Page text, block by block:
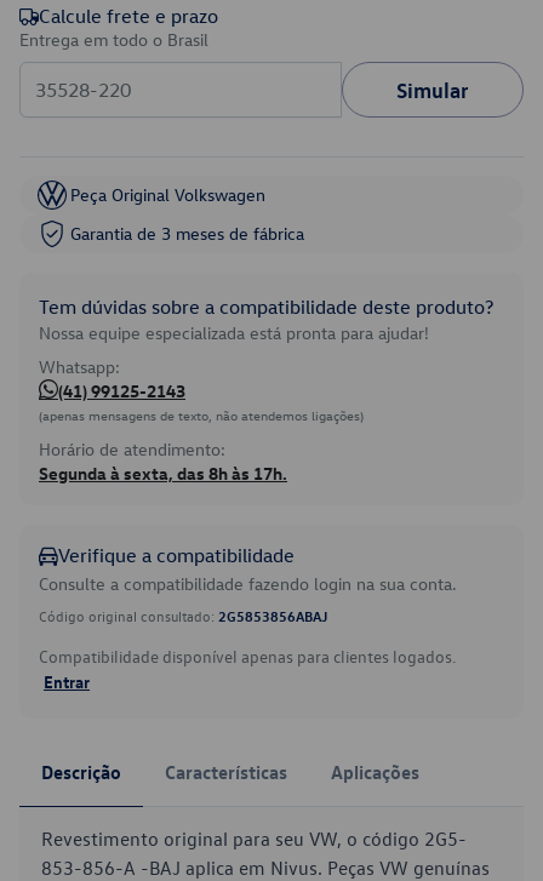
Calcule frete e prazo
Entrega em todo o Brasil
Simular
Peça Original Volkswagen
Garantia de 3 meses de fábrica
Tem dúvidas sobre a compatibilidade deste produto?
Nossa equipe especializada está pronta para ajudar!
Whatsapp:
(41) 99125-2143
(apenas mensagens de texto, não atendemos ligações)
Horário de atendimento:
Segunda à sexta, das 8h às 17h.
Verifique a compatibilidade
Consulte a compatibilidade fazendo login na sua conta.
Código original consultado: 2G5853856ABAJ
Compatibilidade disponível apenas para clientes logados.
Entrar
Descrição Características Aplicações
Revestimento original para seu VW, o código 2G5-
853-856-A -BAJ aplica em Nivus. Peças VW genuínas